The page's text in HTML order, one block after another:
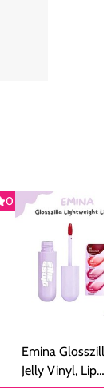
0
Emina
Jelly Vinyl, Lip